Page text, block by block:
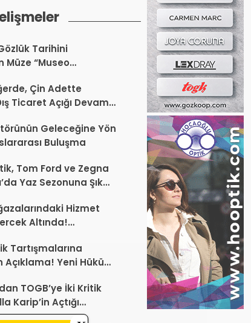
Tarihini
Müze “Museo
Çin Adette
Ticaret Açığı Devam
Geleceğine Yön
Buluşma
Tom Ford ve Zegna
Yaz Sezonuna Şık
Hizmet
Altında!
Tartışmalarına
Açıklama! Yeni Hüküm
TOGB’ye İki Kritik
Karip’in Açtığı
Yürütmeyi Durdurma